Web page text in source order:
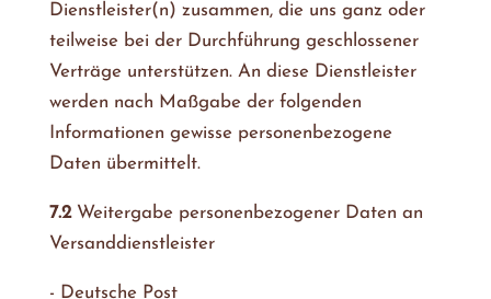
Dienstleister(n) zusammen, die uns ganz oder
teilweise bei der Durchführung geschlossener
Verträge unterstützen. An diese Dienstleister
werden nach Maßgabe der folgenden
Informationen gewisse personenbezogene
Daten übermittelt.
7.2Weitergabe personenbezogener Daten an
Versanddienstleister
- Deutsche Post